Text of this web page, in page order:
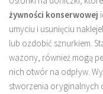
żywności konserwowej
umyciu i usunięciu
lub ozdobić sznurkiem.
wazony, również mogą
nich otwór na odpływ.
stworzenia oryginalnych